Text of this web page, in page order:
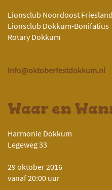
Lionsclub Noordoost Friesland
Lionsclub Dokkum-Bonifatius
Rotary Dokkum
info@oktoberfestdokkum.nl
Waar en
Harmonie Dokkum
Legeweg 33
29 oktober 2016
vanaf 20:00 uur